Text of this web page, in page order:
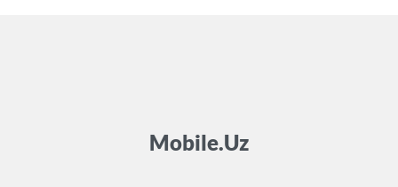
Mobile.Uz